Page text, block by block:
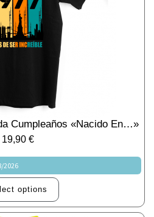
Cumpleaños «Nacido En…»
19,90 €
2026
options